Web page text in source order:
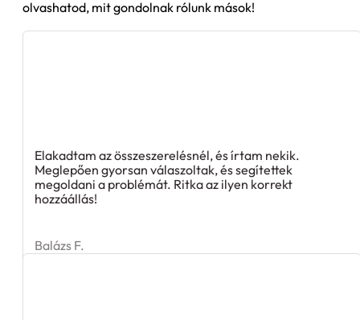
olvashatod, mit gondolnak rólunk mások!
Elakadtam az összeszerelésnél, és írtam nekik.
Meglepően gyorsan válaszoltak, és segítettek
megoldani a problémát. Ritka az ilyen korrekt
hozzáállás!
Balázs F.